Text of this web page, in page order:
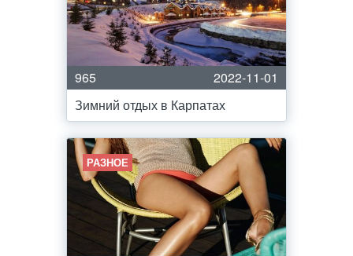
965
2022-11-01
Зимний отдых в Карпатах
РАЗНОЕ